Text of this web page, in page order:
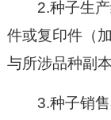
2.种子生
件或复印件（
与所涉品种副本
3.种子销